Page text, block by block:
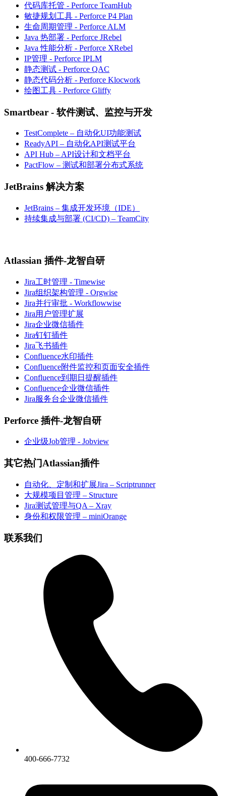
代码库托管 - Perforce TeamHub
敏捷规划工具 - Perforce P4 Plan
生命周期管理 - Perforce ALM
Java 热部署 - Perforce JRebel
Java 性能分析 - Perforce XRebel
IP管理 - Perforce IPLM
静态测试 - Perforce QAC
静态代码分析 - Perforce Klocwork
绘图工具 - Perforce Gliffy
Smartbear - 软件测试、监控与开发
TestComplete – 自动化UI功能测试
ReadyAPI – 自动化API测试平台
API Hub – API设计和文档平台
PactFlow – 测试和部署分布式系统
JetBrains 解决方案
JetBrains – 集成开发环境（IDE）
持续集成与部署 (CI/CD) – TeamCity
Atlassian 插件-龙智自研
Jira工时管理 - Timewise
Jira组织架构管理 - Orgwise
Jira并行审批 - Workflowwise
Jira用户管理扩展
Jira企业微信插件
Jira钉钉插件
Jira飞书插件
Confluence水印插件
Confluence附件监控和页面安全插件
Confluence到期日提醒插件
Confluence企业微信插件
Jira服务台企业微信插件
Perforce 插件-龙智自研
企业级Job管理 - Jobview
其它热门Atlassian插件
自动化、定制和扩展Jira – Scriptrunner
大规模项目管理 – Structure
Jira测试管理与QA – Xray
身份和权限管理 – miniOrange
联系我们
400-666-7732